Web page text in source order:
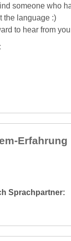
someone who
the language :)
to hear from
Erfahrung
Sprachpartner: